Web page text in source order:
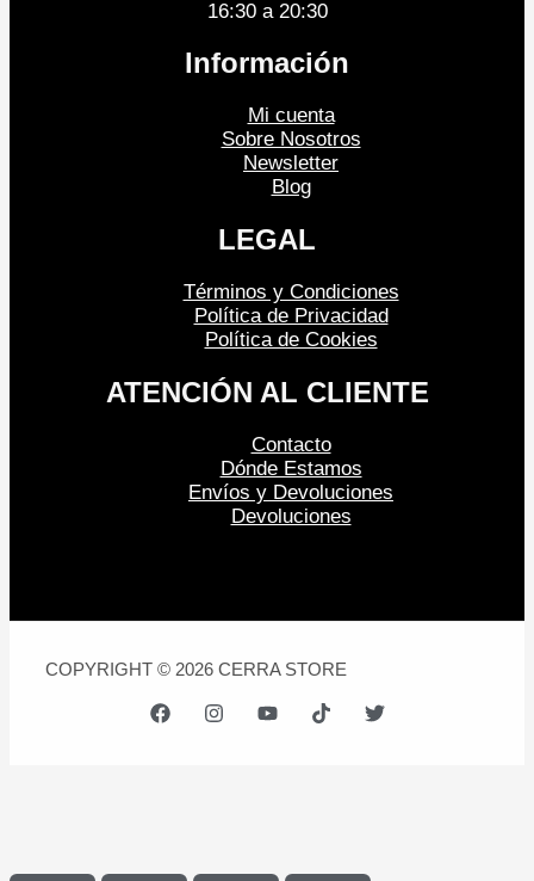
16:30 a 20:30
Información
Mi cuenta
Sobre Nosotros
Newsletter
Blog
LEGAL
Términos y Condiciones
Política de Privacidad
Política de Cookies
ATENCIÓN AL CLIENTE
Contacto
Dónde Estamos
Envíos y Devoluciones
Devoluciones
COPYRIGHT © 2026 CERRA STORE